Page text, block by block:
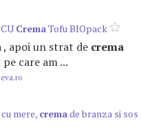
CremaTofu BIOpack
, apoi un strat de crema
care am ...
mere, cremade branza si sos